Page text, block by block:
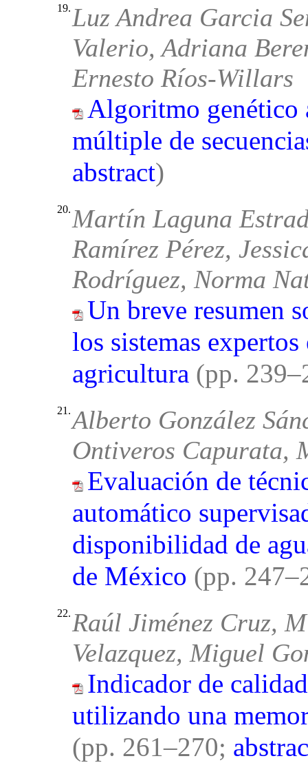
19. Luz Andrea Garcia
Valerio, Adriana
Ernesto Ríos-Willars
Algoritmo genético
múltiple de
abstract)
20. Martín Laguna
Ramírez Pérez,
Rodríguez, Norma
Un breve resumen
los sistemas
agricultura (pp.
21.Alberto González
Ontiveros Capurata,
Evaluación de
automático
disponibilidad de
de México (pp.
22. Raúl Jiménez Cruz,
Velazquez, Miguel
Indicador de
utilizando una
(pp. 261–270;